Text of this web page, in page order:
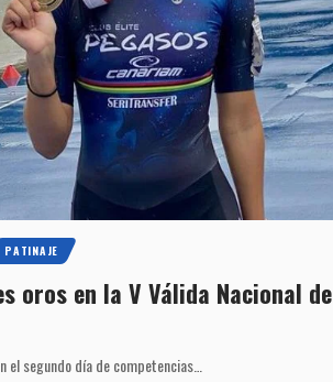
PATINAJE
oros en la V Válida Nacional de
el segundo día de competencias…